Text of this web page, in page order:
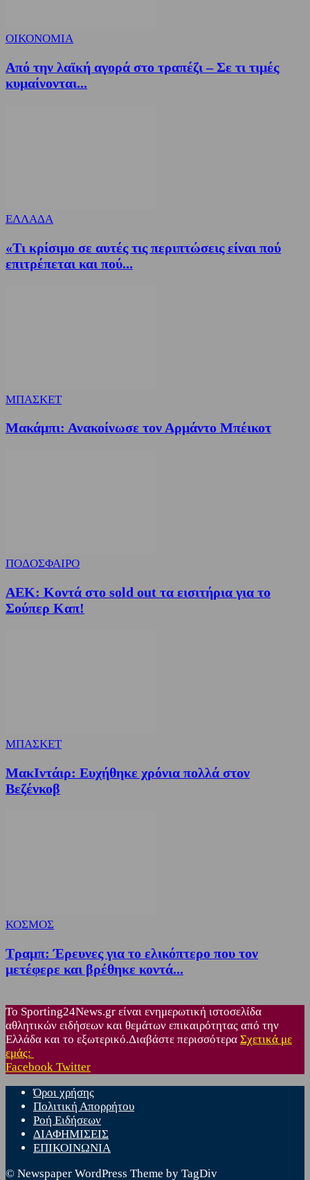
ΟΙΚΟΝΟΜΙΑ
Από την λαϊκή αγορά στο τραπέζι – Σε τι τιμές
κυμαίνονται...
ΕΛΛΑΔΑ
«Τι κρίσιμο σε αυτές τις περιπτώσεις είναι πού
επιτρέπεται και πού...
ΜΠΑΣΚΕΤ
Μακάμπι: Ανακοίνωσε τον Αρμάντο Μπέικοτ
ΠΟΔΟΣΦΑΙΡΟ
ΑΕΚ: Κοντά στο sold out τα εισιτήρια για το
Σούπερ Καπ!
ΜΠΑΣΚΕΤ
ΜακΙντάιρ: Ευχήθηκε χρόνια πολλά στον
Βεζένκοβ
ΚΟΣΜΟΣ
Τραμπ: Έρευνες για το ελικόπτερο που τον
μετέφερε και βρέθηκε κοντά...
Το Sporting24News.gr είναι ενημερωτική ιστοσελίδα
αθλητικών ειδήσεων και θεμάτων επικαιρότητας από την
Ελλάδα και το εξωτερικό.Διαβάστε περισσότερα Σχετικά με
εμάς:
Facebook Twitter
Όροι χρήσης
Πολιτική Απορρήτου
Ροή Ειδήσεων
ΔΙΑΦΗΜΙΣΕΙΣ
ΕΠΙΚΟΙΝΩΝΙΑ
© Newspaper WordPress Theme by TagDiv